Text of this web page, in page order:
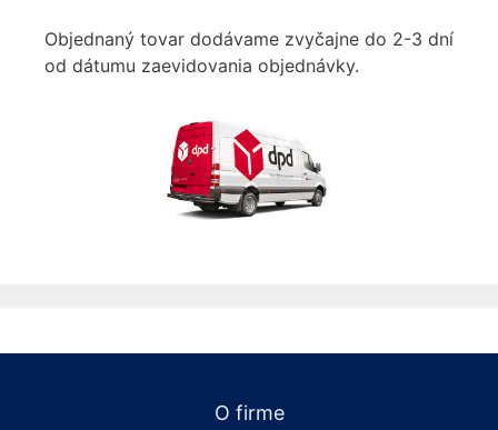
Objednaný tovar dodávame zvyčajne do 2-3 dní
od dátumu zaevidovania objednávky.
O firme